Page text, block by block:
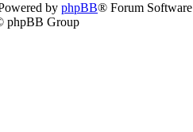
by phpBB® Forum Software
phpBB Group